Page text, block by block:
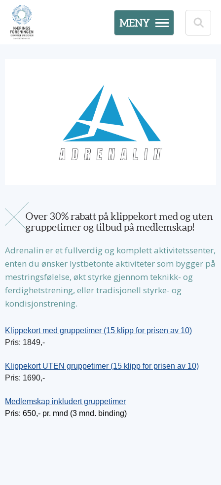
MENY
Over 30% rabatt på klippekort med og uten
gruppetimer og tilbud på medlemskap!
Adrenalin er et fullverdig og komplett aktivitetssenter,
enten du ønsker lystbetonte aktiviteter som bygger på
mestringsfølelse, økt styrke gjennom teknikk- og
ferdighetstrening, eller tradisjonell styrke- og
kondisjonstrening.
Klippekort med gruppetimer (15 klipp for prisen av 10)
Pris: 1849,-
Klippekort UTEN gruppetimer (15 klipp for prisen av 10)
Pris: 1690,-
Medlemskap inkludert gruppetimer
Pris: 650,- pr. mnd (3 mnd. binding)